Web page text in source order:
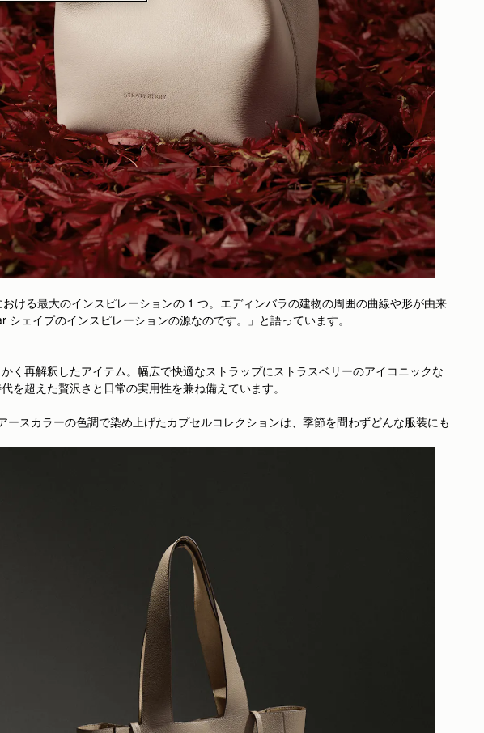
ける最大のインスピレーションの 1 つ。エディンバラの建物の周囲の曲線や形が由来
ェイプのインスピレーションの源なのです。」と語っています。
再解釈したアイテム。幅広で快適なストラップにストラスベリーのアイコニックな
超えた贅沢さと日常の実用性を兼ね備えています。
スカラーの色調で染め上げたカプセルコレクションは、季節を問わずどんな服装にも